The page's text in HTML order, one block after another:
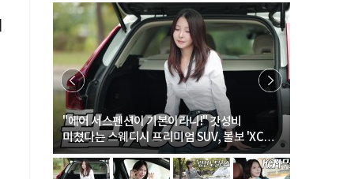
"에어 서스펜션이 기본이라니!" 갓성비
미쳤다는 스웨디시 프리미엄 SUV, 볼보 'XC60
B5 울트라'